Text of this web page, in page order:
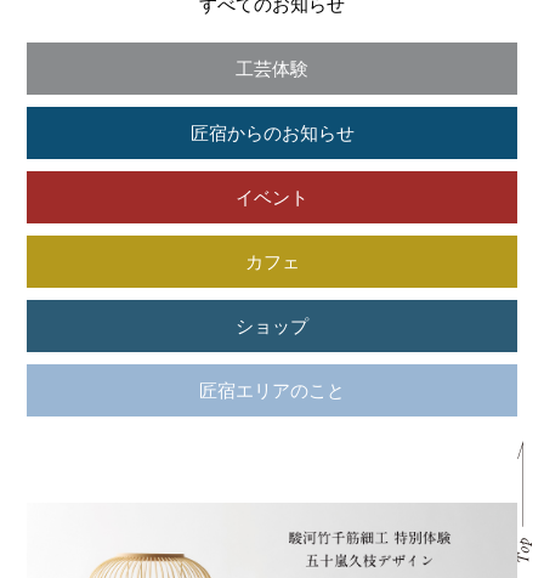
工芸体験
匠宿からのお知らせ
イベント
カフェ
ショップ
匠宿エリアのこと